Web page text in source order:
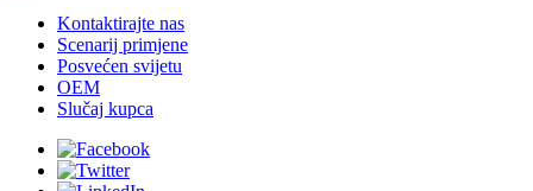
Kontaktirajte nas
Scenarij primjene
Posvećen svijetu
OEM
Slučaj kupca